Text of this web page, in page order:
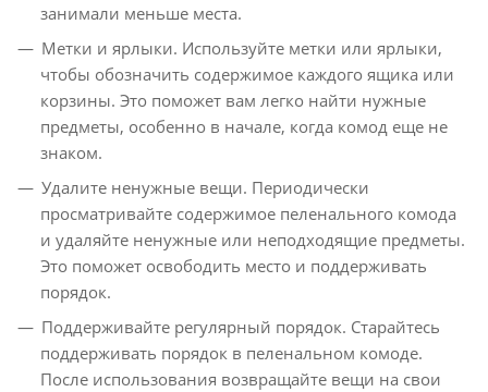
занимали меньше места.
Метки и ярлыки. Используйте метки или ярлыки,
чтобы обозначить содержимое каждого ящика или
корзины. Это поможет вам легко найти нужные
предметы, особенно в начале, когда комод еще не
знаком.
Удалите ненужные вещи. Периодически
просматривайте содержимое пеленального комода
и удаляйте ненужные или неподходящие предметы.
Это поможет освободить место и поддерживать
порядок.
Поддерживайте регулярный порядок. Старайтесь
поддерживать порядок в пеленальном комоде.
После использования возвращайте вещи на свои